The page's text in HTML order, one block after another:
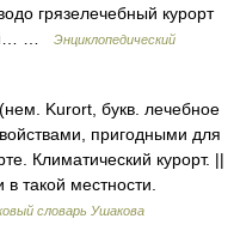
грязелечебный курорт
…
Энциклопедический
Kurort, букв. лечебное
пригодными для
Климатический курорт. ||
такой местности.
словарь Ушакова